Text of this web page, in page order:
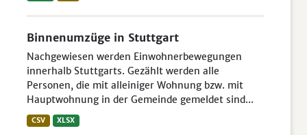
Binnenumzüge in Stuttgart
Nachgewiesen werden Einwohnerbewegungen
innerhalb Stuttgarts. Gezählt werden alle
Personen, die mit alleiniger Wohnung bzw. mit
Hauptwohnung in der Gemeinde gemeldet sind...
CSV XLSX